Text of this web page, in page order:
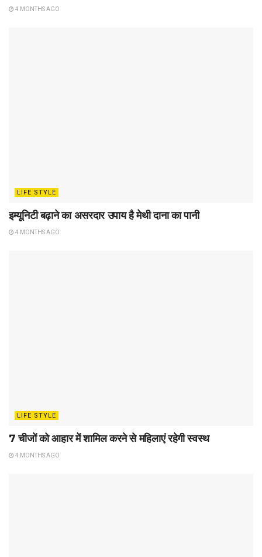
4 MONTHS AGO
LIFE STYLE
इम्यूनिटी बढ़ाने का असरदार उपाय है मेथी दाना का पानी
4 MONTHS AGO
LIFE STYLE
7 चीजों को आहार में शामिल करने से महिलाएं रहेगी स्वस्थ
4 MONTHS AGO